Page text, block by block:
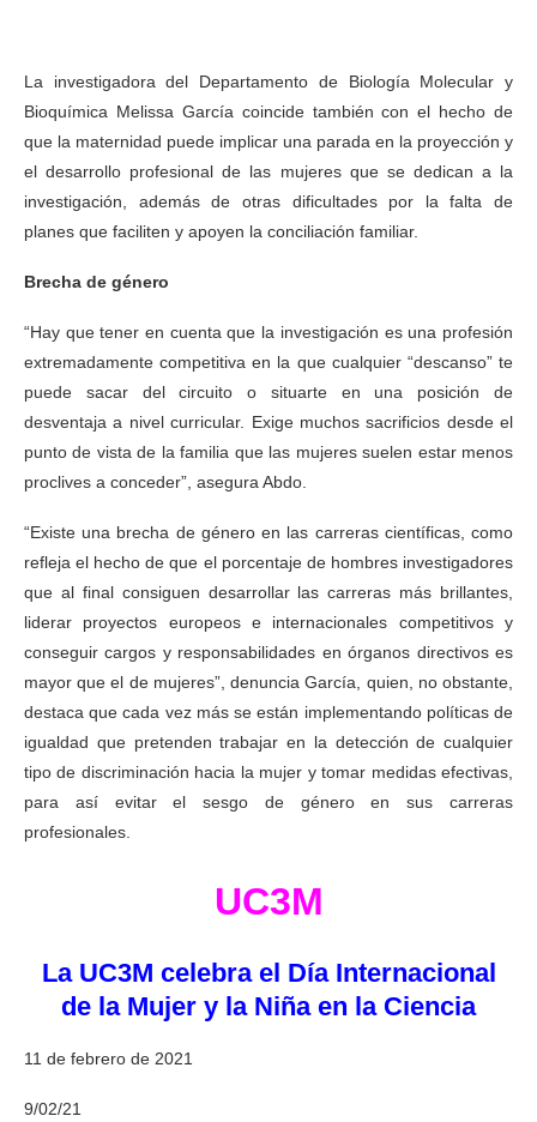
La investigadora del Departamento de Biología Molecular y
Bioquímica Melissa García coincide también con el hecho de
que la maternidad puede implicar una parada en la proyección y
el desarrollo profesional de las mujeres que se dedican a la
investigación, además de otras dificultades por la falta de
planes que faciliten y apoyen la conciliación familiar.
Brecha de género
“Hay que tener en cuenta que la investigación es una profesión
extremadamente competitiva en la que cualquier “descanso” te
puede sacar del circuito o situarte en una posición de
desventaja a nivel curricular. Exige muchos sacrificios desde el
punto de vista de la familia que las mujeres suelen estar menos
proclives a conceder”, asegura Abdo.
“Existe una brecha de género en las carreras científicas, como
refleja el hecho de que el porcentaje de hombres investigadores
que al final consiguen desarrollar las carreras más brillantes,
liderar proyectos europeos e internacionales competitivos y
conseguir cargos y responsabilidades en órganos directivos es
mayor que el de mujeres”, denuncia García, quien, no obstante,
destaca que cada vez más se están implementando políticas de
igualdad que pretenden trabajar en la detección de cualquier
tipo de discriminación hacia la mujer y tomar medidas efectivas,
para así evitar el sesgo de género en sus carreras
profesionales.
UC3M
La UC3M celebra el Día Internacional
de la Mujer y la Niña en la Ciencia
11 de febrero de 2021
9/02/21